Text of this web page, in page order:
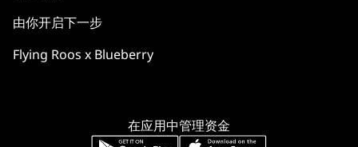
在应用中管理资金
由你开启下一步
Flying Roos x Blueberry